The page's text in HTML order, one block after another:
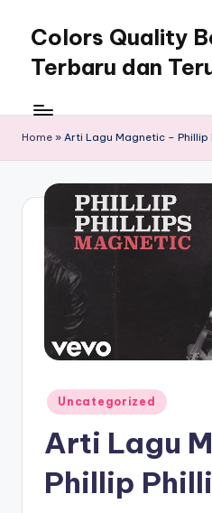
content
Colors Quality
Terbaru dan
Home » Arti Lagu Magnetic – Phillip
Posted
in
Uncategorized
Arti Lagu
Phillip